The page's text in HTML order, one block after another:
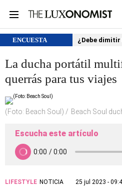
ENCUESTA ¿Debe
La ducha portátil
querrás para tus viajes
(Foto: Beach Soul) Beach Soul
Escucha este artículo
LIFESTYLE NOTICIA
25 jul 2023 -